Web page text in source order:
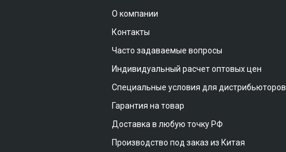
О компании
Контакты
Часто задаваемые вопросы
Индивидуальный расчет оптовых цен
Специальные условия для дистрибьюторов
Гарантия на товар
Доставка в любую точку РФ
Производство под заказ из Китая